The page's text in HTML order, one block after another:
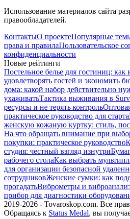
Использование материалов сайта
правообладателей.
КонтактыО проектеПопулярные
права и правилаПользовательское
конфиденциальности
Новые рейтинги
Постельное белье для гостиниц: как
удовлетворять гостей и экономить
дома: какой набор действительно
ухаживатьТактика выживания в
ресурсы и не терять контроль
практическое руководство для старта
женскую кожаную куртку: стиль,
На что обращать внимание при
покупки: практическое руководство
студия: честный взгляд изнутри
рабочего столаКак выбрать
для организации безопасной
сотрудниковЖенские сумки: как
прогадатьВиброметры и
прибор для диагностики
2019-2026 - Tovaroskop.com. Все
Обращаясь к Status Medal, вы